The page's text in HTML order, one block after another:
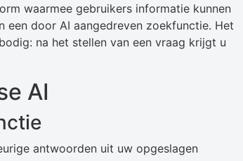
waarmee gebruikers informatie kunnen
een door AI aangedreven zoekfunctie. Het
na het stellen van een vraag krijgt u
AI
antwoorden uit uw opgeslagen